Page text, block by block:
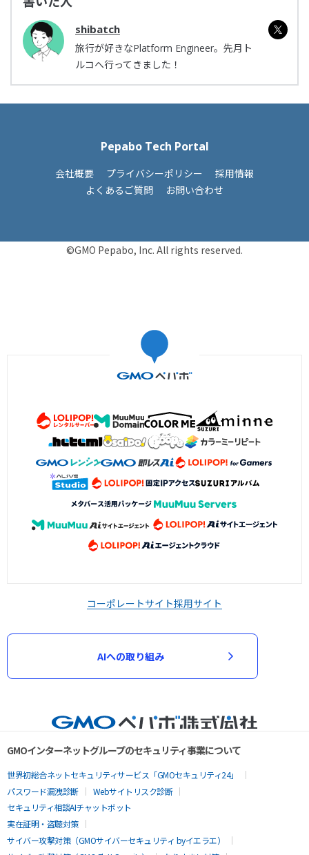
shibatch
旅行が好きなPlatform Engineer。先月ト
ルコへ行ってきました！
Pepabo Tech Portal
会社概要 プライバシーポリシー
採用情報
よくあるご質問
お問い合わせ
©GMO Pepabo, Inc. All rights reserved.
コーポレートサイト採用サイト
AIへの取り組み
GMOインターネットグループのセキュリティ事業について
世界初総合ネットセキュリティサービス「GMOセキュリティ24」
パスワード漏洩診断
Webサイトリスク診断
セキュリティ相談AIチャットボット
実在証明・盗聴対策
サイバー攻撃対策（GMOサイバーセキュリティ byイエラエ）